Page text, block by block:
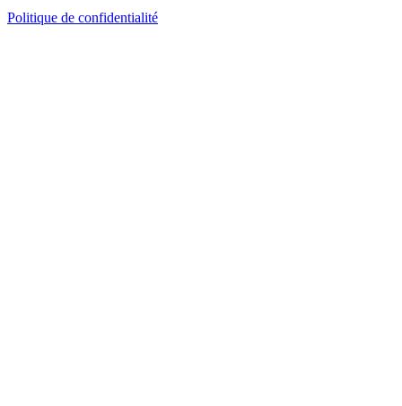
Politique de confidentialité